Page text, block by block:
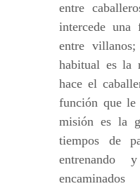
entre
intercede una
entre
habitual es la
hace el
función que le
misión es la
tiempos de
entrenando